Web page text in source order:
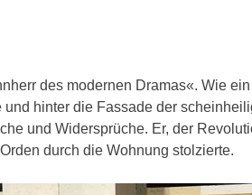
des modernen Dramas«. Wie
hinter die Fassade der
und Widersprüche. Er, der
durch die Wohnung stolzierte.